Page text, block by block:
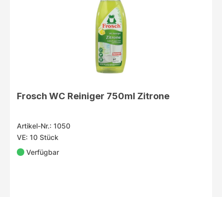
Frosch WC Reiniger 750ml Zitrone
Artikel-Nr.: 1050
VE: 10 Stück
Verfügbar